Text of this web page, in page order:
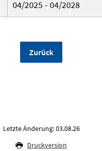
04/2025 - 04/2028
Zurück
Letzte Änderung: 03.08.26
Druckversion